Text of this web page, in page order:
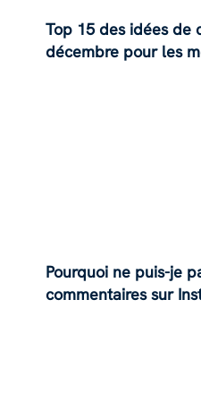
Top 15 des idées de
décembre pour les
Pourquoi ne puis-je
commentaires sur